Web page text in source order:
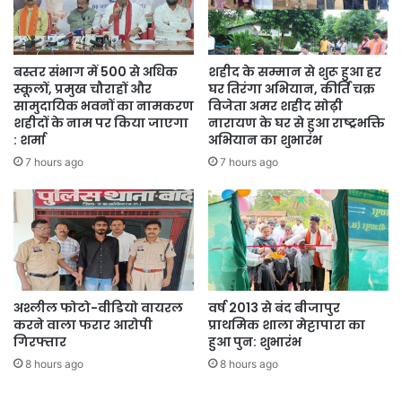
विविधता के संरक्षण और प्रकृति के महत्व से गहराई से अवगत कराया गया।
बस्तर संभाग में 500 से अधिक
स्कूलों, प्रमुख चौराहों और
सामुदायिक भवनों का नामकरण
शहीदों के नाम पर किया जाएगा
: शर्मा
7 hours ago
शहीद के सम्मान से शुरू हुआ हर
घर तिरंगा अभियान, कीर्ति चक्र
विजेता अमर शहीद सोढ़ी
नारायण के घर से हुआ राष्ट्रभक्ति
अभियान का शुभारंभ
7 hours ago
अश्लील फोटो-वीडियो वायरल
करने वाला फरार आरोपी
गिरफ्तार
8 hours ago
वर्ष 2013 से बंद बीजापुर
प्राथमिक शाला मेट्टापारा का
हुआ पुन: शुभारंभ
8 hours ago